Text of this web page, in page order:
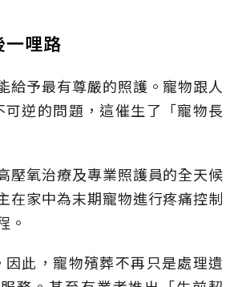
哩路
給予最有尊嚴的照護。寵物跟人
逆的問題，這催生了「寵物長
壓氧治療及專業照護員的全天候
在家中為末期寵物進行疼痛控制
。
此，寵物殯葬不再只是處理遺